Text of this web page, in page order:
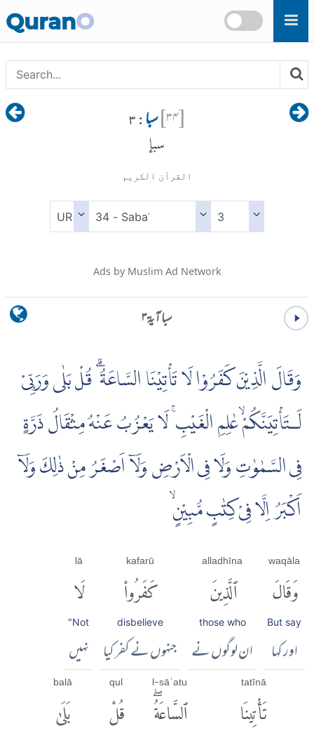
Skip to main content
QuranO
[۳۴]سبا : ۳
سبإ
القرآن الكريم
Ads by Muslim Ad Network
سبا آية ۳
وَقَالَ الَّذِيْنَ كَفَرُوْا لَا تَأْتِيْنَا السَّاعَةُ ۗ قُلْ بَلٰى وَرَبِّىْ
لَـتَأْتِيَنَّكُمْۙ عٰلِمِ الْغَيْبِ ۚ لَا يَعْزُبُ عَنْهُ مِثْقَالُ ذَرَّةٍ
فِى السَّمٰوٰتِ وَلَا فِى الْاَرْضِ وَلَاۤ اَصْغَرُ مِنْ ذٰلِكَ وَلَاۤ
اَكْبَرُ اِلَّا فِىْ كِتٰبٍ مُّبِيْنٍۙ
waqāla
وَقَالَ
But say
اور کہا
alladhīna
ٱلَّذِينَ
those who
ان لوگوں نے
kafarū
كَفَرُوا۟
disbelieve
جنہوں نے کفر کیا
lā
لَا
"Not
نہیں
tatīnā
تَأْتِينَا
l-sāʿatu
ٱلسَّاعَةُۖ
qul
قُلْ
balā
بَلَىٰ